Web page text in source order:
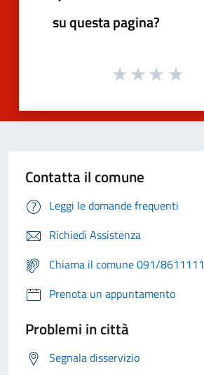
su questa pagina?
Contatta il comune
Leggi le domande frequenti
Richiedi Assistenza
Chiama il comune 091/8611111
Prenota un appuntamento
Problemi in città
Segnala disservizio